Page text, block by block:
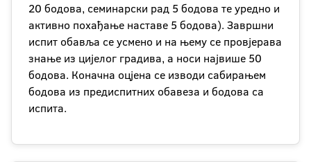
20 бодова, семинарски рад 5 бодова те уредно и
активно похађање наставе 5 бодова). Завршни
испит обавља се усмено и на њему се провjерава
знање из цијелог градива, а носи највише 50
бодова. Коначна оцјена се изводи сабирањем
бодова из предиспитних обавеза и бодова са
испита.